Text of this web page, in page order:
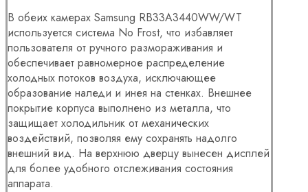
В обеих камерах Samsung RB33A3440WW/WT
используется система No Frost, что избавляет
пользователя от ручного размораживания и
обеспечивает равномерное распределение
холодных потоков воздуха, исключающее
образование наледи и инея на стенках. Внешнее
покрытие корпуса выполнено из металла, что
защищает холодильник от механических
воздействий, позволяя ему сохранять надолго
внешний вид. На верхнюю дверцу вынесен дисплей
для более удобного отслеживания состояния
аппарата.